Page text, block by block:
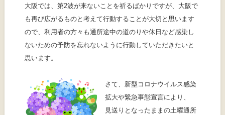
大阪では、 第2波が来ないことを祈るばかりですが、 大阪で
も再び広がるものと 考えて行動することが大切 と 思います
ので、 利用者の方々 も通所途中の道のりや休日 など感染 し
ないための予防を忘れないように行動 していただきたいと
思います。
さて、 新型 コロナウイルス感染
拡大や緊急事態宣言により、
見送 りとなったままの土曜通所